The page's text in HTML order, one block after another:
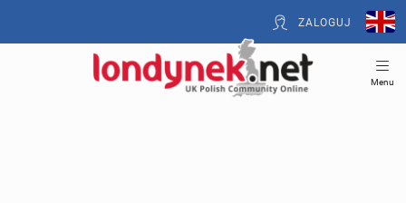
ZALOGUJ
Menu